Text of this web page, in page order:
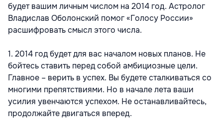
будет вашим личным числом на 2014 год. Астролог
Владислав Оболонский помог «Голосу России»
расшифровать смысл этого числа.
1. 2014 год будет для вас началом новых планов. Не
бойтесь ставить перед собой амбициозные цели.
Главное – верить в успех. Вы будете сталкиваться со
многими препятствиями. Но в начале лета ваши
усилия увенчаются успехом. Не останавливайтесь,
продолжайте двигаться вперед.